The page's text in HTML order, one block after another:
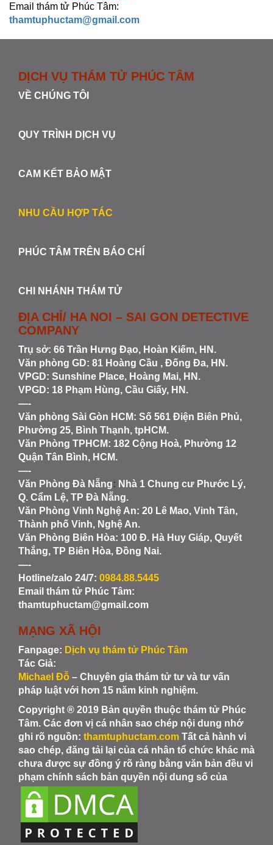
Email thám tử Phúc Tâm:
thamtuphuctam@gmail.com
DỊCH VỤ THÁM TỬ PHÚC TÂM
VỀ CHÚNG TÔI
QUY TRÌNH DỊCH VỤ
CAM KẾT BẢO MẬT
NHU CẦU HỢP TÁC
PHÚC TÂM TRÊN BÁO CHÍ
CHI NHÁNH THÁM TỬ
ĐỊA CHỈ/ HA NOI – SAI GON DETECTIVE
COMPANY
Trụ sở: 66 Trần Hưng Đạo, Hoàn Kiếm, HN.
Văn phòng GD: 81 Hoàng Cầu , Đống Đa, HN.
VPGD: Sunshine Place, Hoàng Mai, HN.
VPGD: 18 Phạm Hùng, Cầu Giấy, HN.
—-
Văn phòng Sài Gòn HCM: Số 561 Điện Biên Phủ,
Phường 25, Bình Thạnh, tpHCM.
Văn Phòng TPHCM: 182 Cộng Hoà, Phường 12
Quận Tân Bình, HCM.
—-
Văn Phòng Đà Nẵng: Nhà 1 Chung cư Phước Lý,
Q. Cẩm Lệ, TP Đà Nẵng.
Văn Phòng Vinh Nghệ An: 20 Lê Mao, Vinh Tân,
Thành phố Vinh, Nghệ An.
Văn Phòng Biên Hòa: 100 Đ. Hà Huy Giáp, Quyết
Thắng, TP Biên Hòa, Đồng Nai.
—-
Hotline/zalo 24/7: 0984.88.5445
Email thám tử Phúc Tâm:
thamtuphuctam@gmail.com
MẠNG XÃ HỘI
Fanpage: Dịch vụ thám tử Phúc Tâm
Tác Giả:
Michael Đỗ – Chuyên gia thám tử tư và tư vấn
pháp luật với hơn 15 năm kinh nghiệm.
Copyright ® 2019 Bản quyền thuộc thám tử Phúc
Tâm. Các đơn vị cá nhân sao chép nội dung nhớ
ghi rõ nguồn: thamtuphuctam.com Tất cả hành vi
sao chép, đăng tải lại của cá nhân tổ chức khác mà
chưa được sự đồng ý rõ ràng bằng văn bản đều vi
phạm chính sách bản quyền nội dung số của